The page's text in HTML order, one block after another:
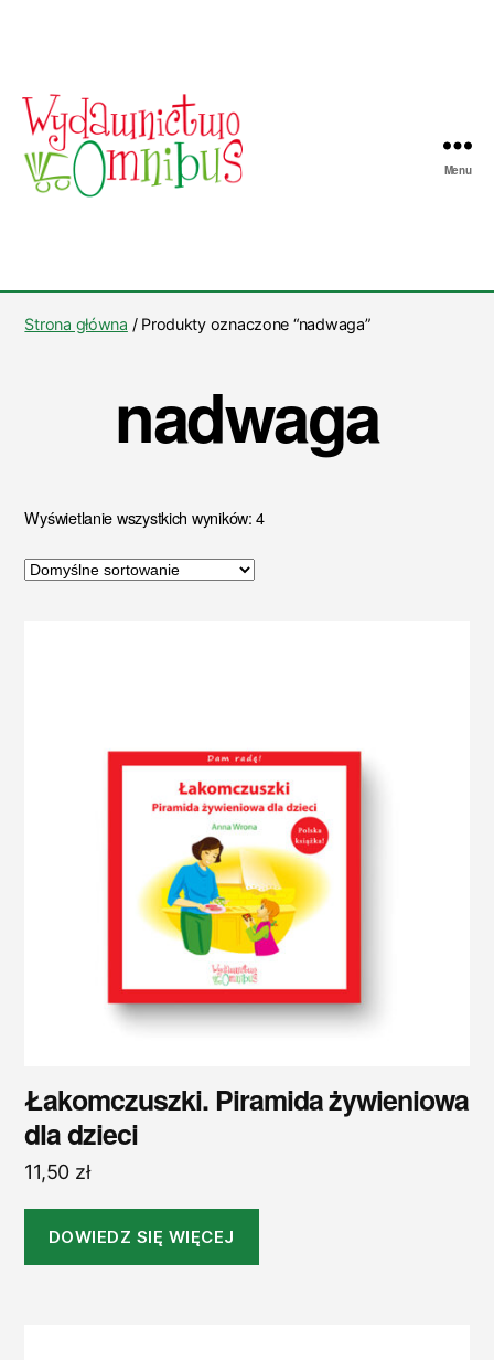
Omnibus
Menu
Strona główna / Produkty oznaczone “nadwaga”
nadwaga
Wyświetlanie wszystkich wyników: 4
Łakomczuszki. Piramida żywieniowa
dla dzieci
11,50 zł
DOWIEDZ SIĘ WIĘCEJ